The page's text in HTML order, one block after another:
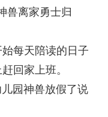
兽离家勇士归
每天陪读的日子
回家上班。
园神兽放假了说